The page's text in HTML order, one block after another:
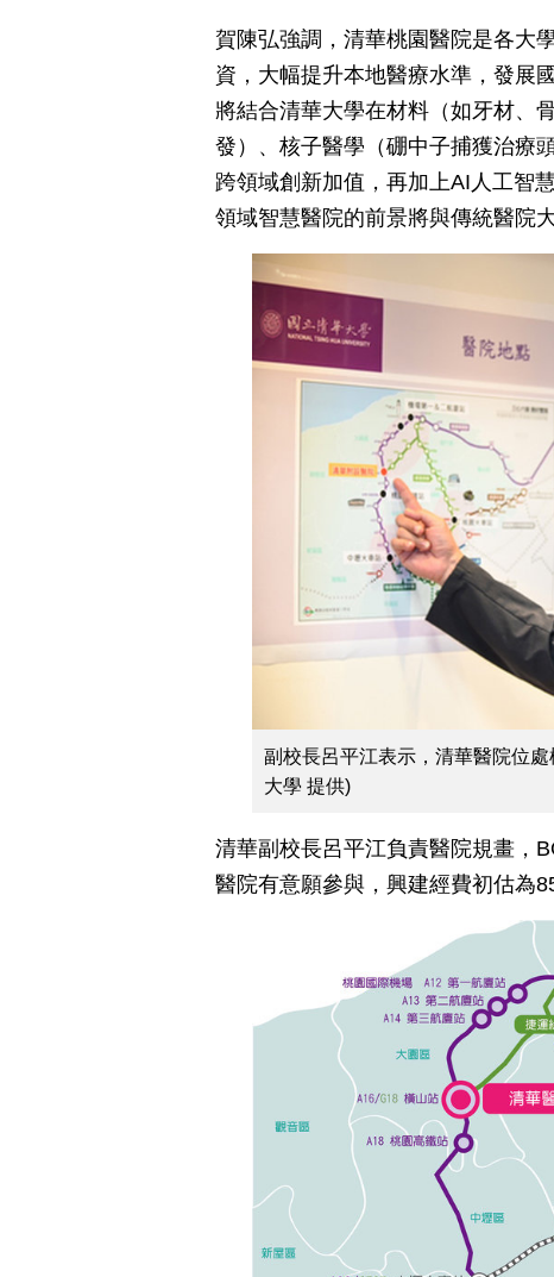
賀陳弘強調，清華桃園醫院是各大
資，大幅提升本地醫療水準，發展
將結合清華大學在材料（如牙材、
發）、核子醫學（硼中子捕獲治療
跨領域創新加值，再加上AI人工智
領域智慧醫院的前景將與傳統醫院
副校長呂平江表示，清華醫院位
大學 提供)
清華副校長呂平江負責醫院規畫，
醫院有意願參與，興建經費初估為